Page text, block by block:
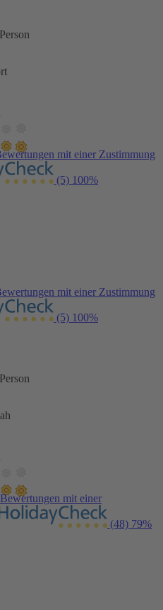
mit einer Zustimmung
(5) 100%
mit einer Zustimmung
(5) 100%
mit einer
(48) 79%